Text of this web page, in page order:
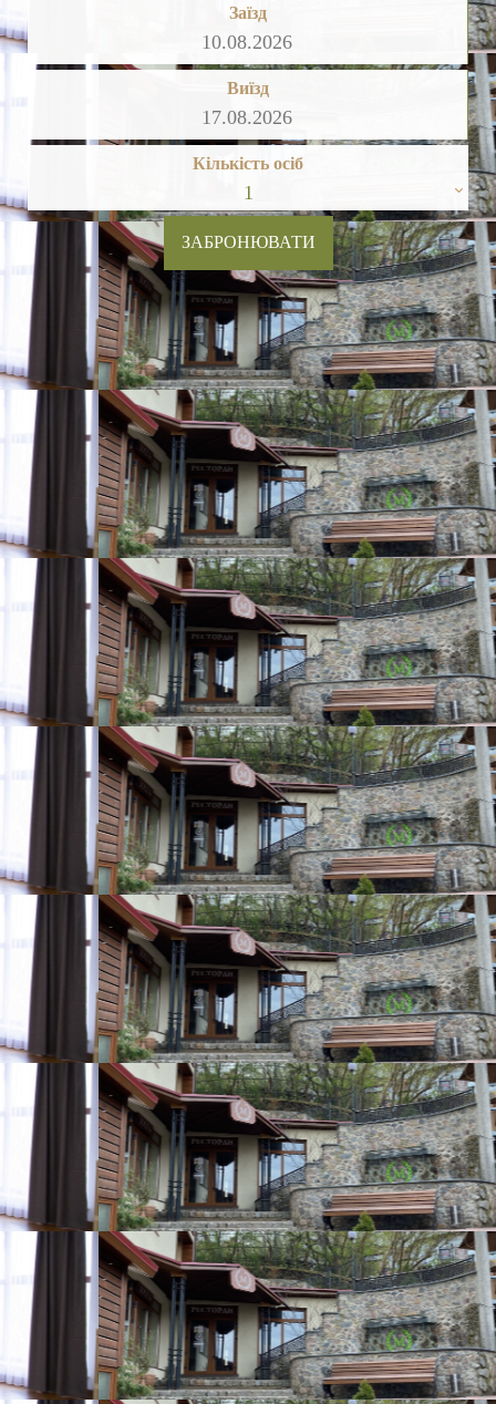
Заїзд
Виїзд
Кількість осіб
1
ЗАБРОНЮВАТИ